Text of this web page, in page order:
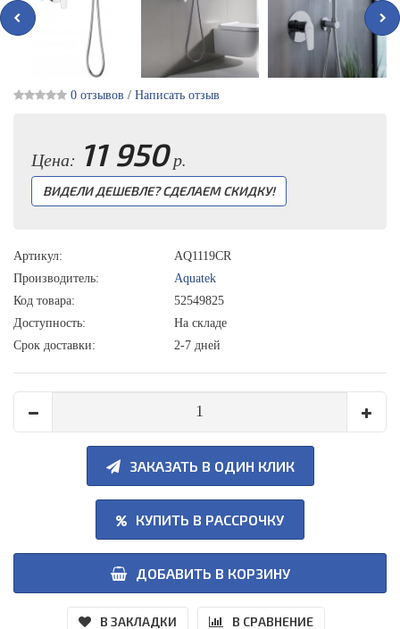
0 отзывов / Написать отзыв
Цена: 11 950р.
ВИДЕЛИ ДЕШЕВЛЕ? СДЕЛАЕМ СКИДКУ!
Артикул:
AQ1119CR
Производитель:
Aquatek
Код товара:
52549825
Доступность:
На складе
Срок доставки:
2-7 дней
ЗАКАЗАТЬ В ОДИН КЛИК
КУПИТЬ В РАССРОЧКУ
ДОБАВИТЬ В КОРЗИНУ
В ЗАКЛАДКИ В СРАВНЕНИЕ